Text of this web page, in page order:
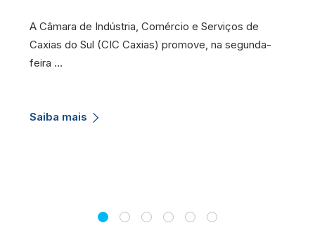
A Câmara de Indústria, Comércio e Serviços de
Caxias do Sul (CIC Caxias) promove, na segunda-
feira …
Saiba mais